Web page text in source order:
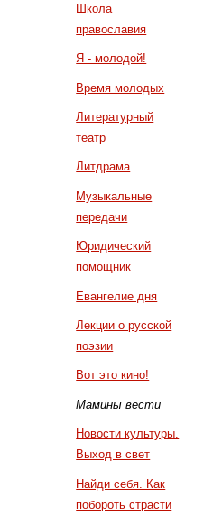
Школа
православия
Я - молодой!
Время молодых
Литературный
театр
Литдрама
Музыкальные
передачи
Юридический
помощник
Евангелие дня
Лекции о русской
поэзии
Вот это кино!
Мамины вести
Новости культуры.
Выход в свет
Найди себя. Как
побороть страсти